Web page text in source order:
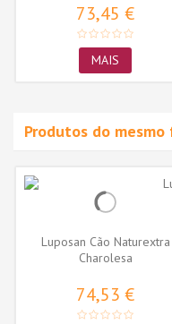
73,45 €
MAIS
Produtos do
Luposan Cão Naturextra
Charolesa
74,53 €